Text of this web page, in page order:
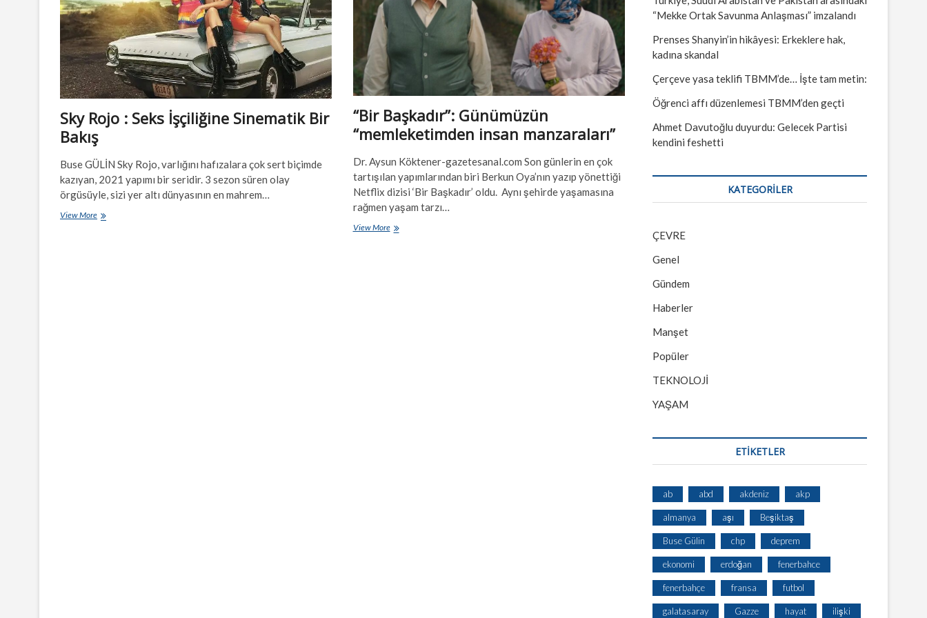
Sky Rojo : Seks İşçiliğine Sinematik Bir
Bakış
Buse GÜLİN Sky Rojo, varlığını hafızalara çok sert biçimde
kazıyan, 2021 yapımı bir seridir. 3 sezon süren olay
örgüsüyle, sizi yer altı dünyasının en mahrem…
View MoreSky
“Bir Başkadır”: Günümüzün
“memleketimden insan manzaraları”
Dr. Aysun Köktener-gazetesanal.com Son günlerin en çok
tartışılan yapımlarından biri Berkun Oya’nın yazıp yönettiği
Netflix dizisi ‘Bir Başkadır’ oldu. Aynı şehirde yaşamasına
rağmen yaşam tarzı…
View More“Bir
“Mekke Ortak Savunma Anlaşması” imzalandı
Prenses Shanyin’in hikâyesi: Erkeklere hak,
kadına skandal
Çerçeve yasa teklifi TBMM’de… İşte tam metin:
Öğrenci affı düzenlemesi TBMM’den geçti
Ahmet Davutoğlu duyurdu: Gelecek Partisi
kendini feshetti
KATEGORILER
ÇEVRE
Genel
Gündem
Haberler
Manşet
Popüler
TEKNOLOJİ
YAŞAM
ETİKETLER
ab abd akdeniz akp
almanya aşı Beşiktaş
Buse Gülin chp deprem
ekonomi erdoğan fenerbahce
fenerbahçe fransa futbol
galatasaray Gazze hayat ilişki